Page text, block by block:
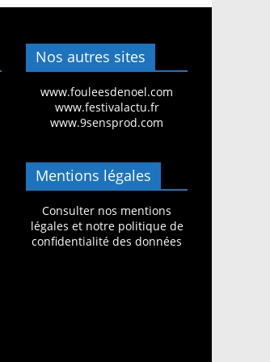
Nos autres sites
www.fouleesdenoel.com
www.festivalactu.fr
www.9sensprod.com
Mentions légales
Consulter nos mentions
légales et notre politique de
confidentialité des données